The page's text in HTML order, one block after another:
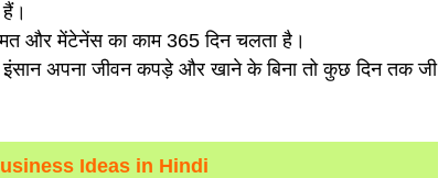
और मेंटेनेंस का काम 365 दिन चलता है।
इंसान अपना जीवन कपड़े और खाने के बिना तो कुछ दिन तक जी
Ideas in Hindi